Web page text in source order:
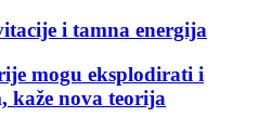
i tamna energija
mogu eksplodirati i
kaže nova teorija